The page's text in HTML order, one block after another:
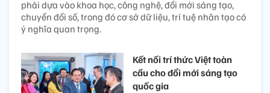
phải dựa vào khoa học, công nghệ, đổi mới sáng tạo,
chuyển đổi số, trong đó cơ sở dữ liệu, trí tuệ nhân tạo có
ý nghĩa quan trọng.
Kết nối trí thức Việt toàn
cầu cho đổi mới sáng tạo
quốc gia